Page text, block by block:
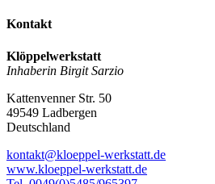
Kontakt
Klöppelwerkstatt
Inhaberin Birgit Sarzio
Kattenvenner Str. 50
49549 Ladbergen
Deutschland
kontakt@kloeppel-werkstatt.de
www.kloeppel-werkstatt.de